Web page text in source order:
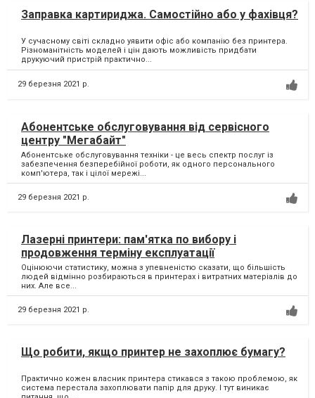
Заправка картириджа. Самостійно або у фахівця?
У сучасному світі складно уявити офіс або компанію без принтера.
Різноманітність моделей і цін дають можливість придбати
друкуючий пристрій практично...
29 березня 2021 р.
Абонентське обслуговування від сервісного
центру "Мегабайт"
Абонентське обслуговування техніки - це весь спектр послуг із
забезпечення безперебійної роботи, як одного персонального
комп'ютера, так і цілої мережі...
29 березня 2021 р.
Лазерні принтери: пам'ятка по вибору і
продовження терміну експлуатації
Оцінюючи статистику, можна з упевненістю сказати, що більшість
людей відмінно розбираються в принтерах і витратних матеріалів до
них. Але все...
29 березня 2021 р.
Що робити, якщо принтер не захоплює бумагу?
Практично кожен власник принтера стикався з такою проблемою, як
система перестала захоплювати папір для друку. І тут виникає